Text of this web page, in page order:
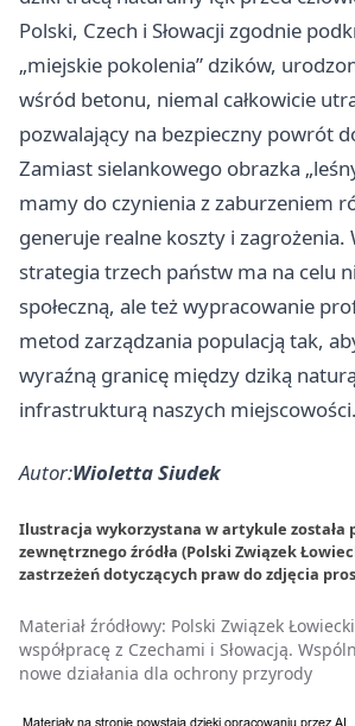
Polski, Czech i Słowacji zgodnie
„miejskie pokolenia” dzików,
wśród betonu, niemal całkowicie
pozwalający na bezpieczny powrót
Zamiast sielankowego obrazka
mamy do czynienia z zaburzeniem
generuje realne koszty i zagrożenia.
strategia trzech państw ma na celu
społeczną, ale też wypracowanie
metod zarządzania populacją tak,
wyraźną granicę między dziką
infrastrukturą naszych miejscowości.
Autor:Wioletta Siudek
Ilustracja wykorzystana w artykule została
zewnętrznego źródła (Polski Związek
zastrzeżeń dotyczących praw do zdjęcia
Materiał źródłowy: Polski Związek
współpracę z Czechami i Słowacją.
nowe działania dla ochrony przyrody